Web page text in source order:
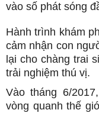
vào số phát sóng
Hành trình khám
cảm nhận con
lại cho chàng trai
trải nghiệm thú vị.
Vào tháng 6/
vòng quanh thế